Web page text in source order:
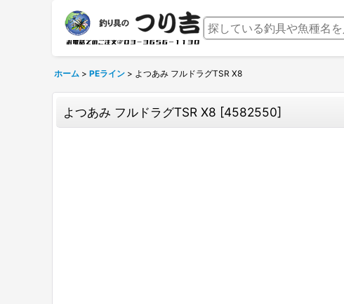
ホーム > PEライン > よつあみ フルドラグTSR X8
よつあみ フルドラグTSR X8 [4582550]